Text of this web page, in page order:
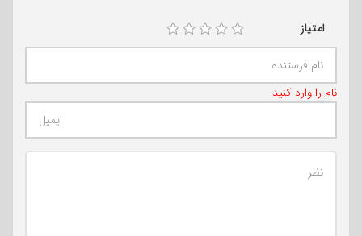
امتیاز
نام را وارد کنید